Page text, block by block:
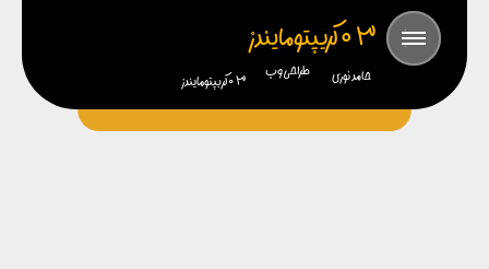
03 کریپتومایندز
حامد نوری طراحی وب 03 کریپتومایندز